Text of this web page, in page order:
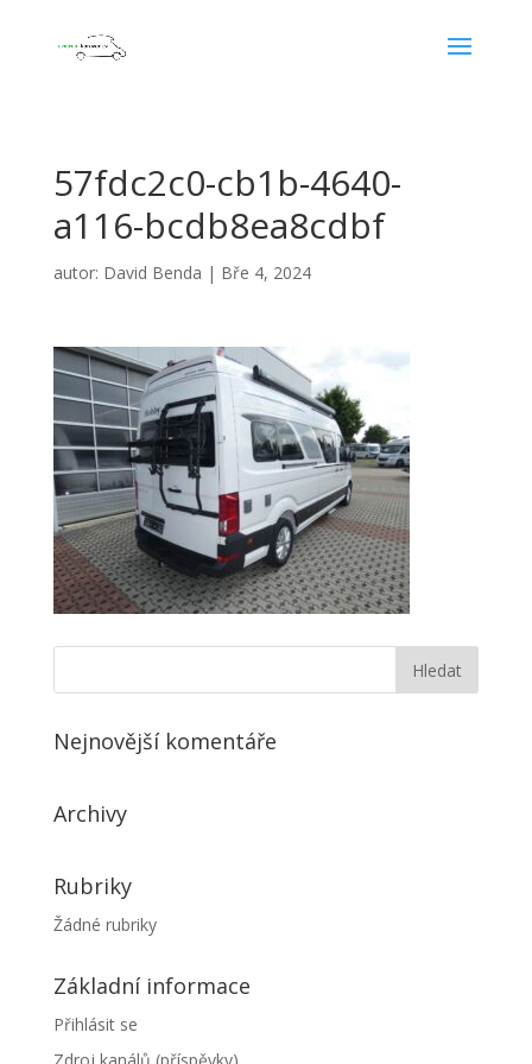
57fdc2c0-cb1b-4640-
a116-bcdb8ea8cdbf
autor: David Benda | Bře 4, 2024
Nejnovější komentáře
Archivy
Rubriky
Žádné rubriky
Základní informace
Přihlásit se